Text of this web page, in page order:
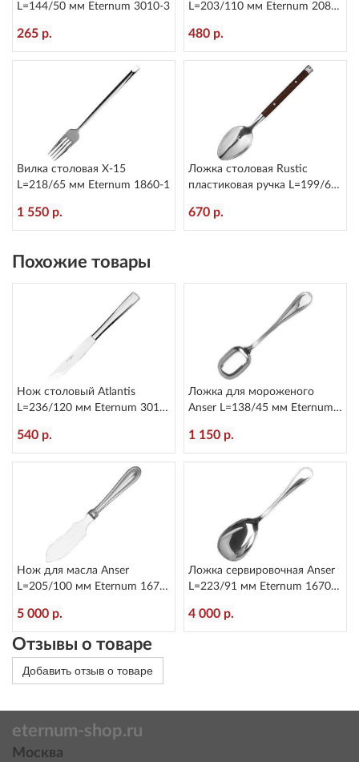
L=144/50 мм Eternum 3010-3
265 р.
L=203/110 мм Eternum 2080-
480 р.
Вилка столовая X-15
L=218/65 мм Eternum 1860-1
1 550 р.
Ложка столовая Rustic
пластиковая ручка L=199/60
670 р.
Похожие товары
Нож столовый Atlantis
L=236/120 мм Eternum 3010-
540 р.
Ложка для мороженого
Anser L=138/45 мм Eternum
1 150 р.
Нож для масла Anser
L=205/100 мм Eternum 1670-
5 000 р.
Ложка сервировочная Anser
L=223/91 мм Eternum 1670-
4 000 р.
Отзывы о товаре
Добавить отзыв о товаре
eternum-shop.ru
Москва